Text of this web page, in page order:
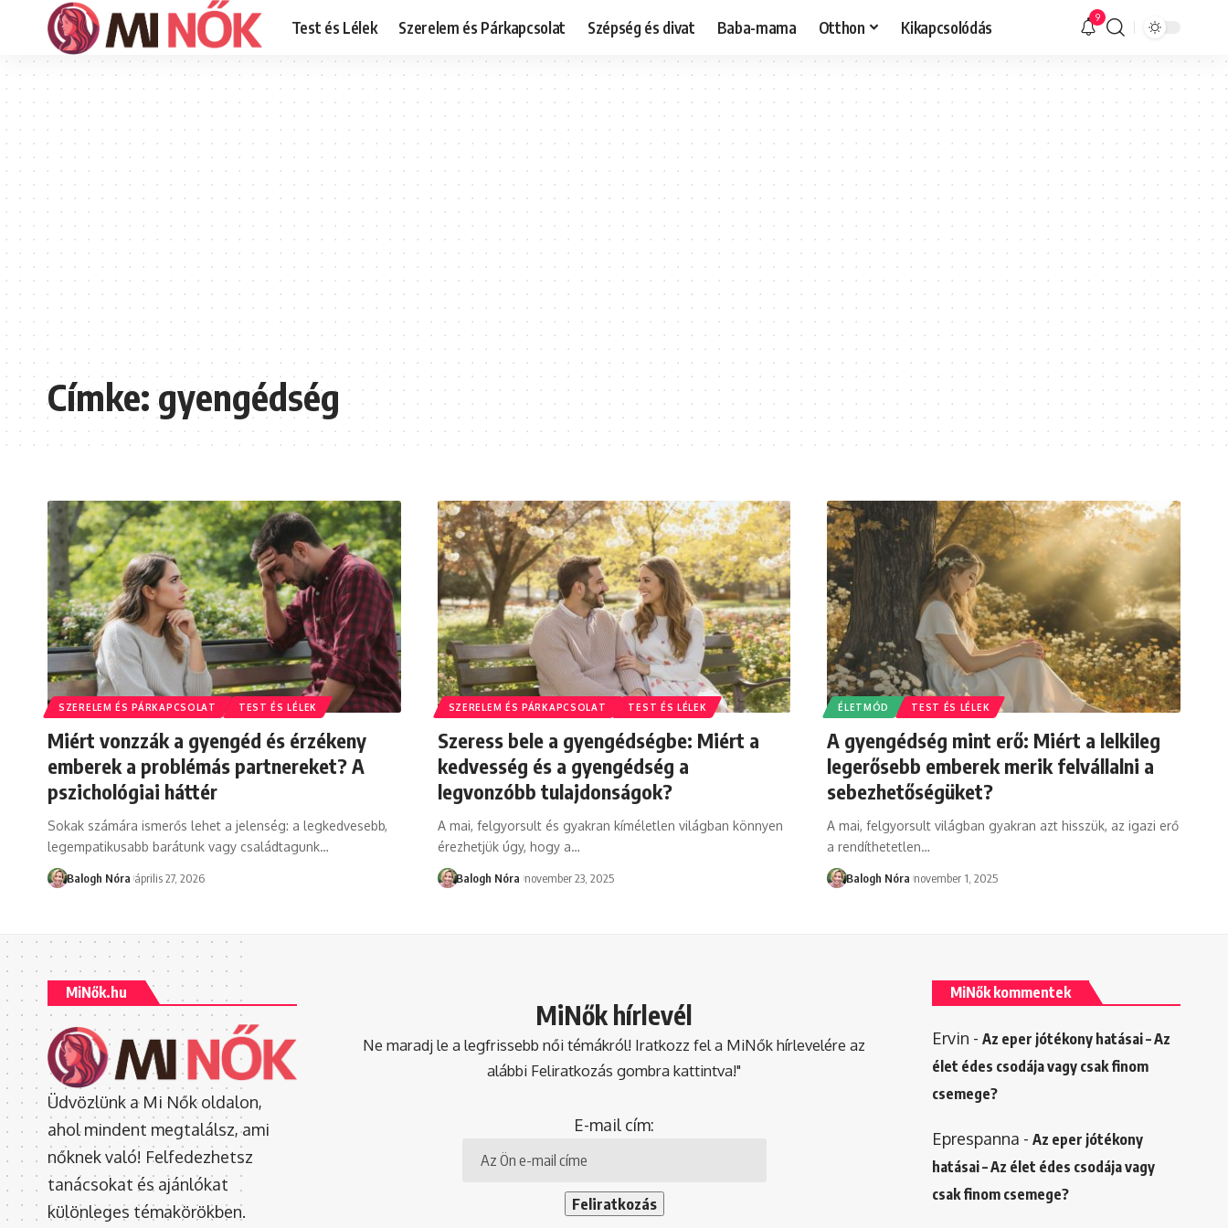
Test és Lélek Szerelem és Párkapcsolat Szépség és divat Baba-mama Otthon Kikapcsolódás 9
Címke:gyengédség
SZERELEM ÉS PÁRKAPCSOLAT TEST ÉS LÉLEK
Miért vonzzák a gyengéd és érzékeny
emberek a problémás partnereket? A
pszichológiai háttér
Sokak számára ismerős lehet a jelenség: a legkedvesebb,
legempatikusabb barátunk vagy családtagunk…
Balogh Nóra április 27, 2026
SZERELEM ÉS PÁRKAPCSOLAT TEST ÉS LÉLEK
Szeress bele a gyengédségbe: Miért a
kedvesség és a gyengédség a
legvonzóbb tulajdonságok?
A mai, felgyorsult és gyakran kíméletlen világban könnyen
érezhetjük úgy, hogy a…
Balogh Nóra november 23, 2025
ÉLETMÓD TEST ÉS LÉLEK
A gyengédség mint erő: Miért a lelkileg
legerősebb emberek merik felvállalni a
sebezhetőségüket?
A mai, felgyorsult világban gyakran azt hisszük, az igazi erő
a rendíthetetlen…
Balogh Nóra november 1, 2025
MiNők.hu
Üdvözlünk a Mi Nők oldalon,
ahol mindent megtalálsz, ami
nőknek való! Felfedezhetsz
tanácsokat és ajánlókat
különleges témakörökben.
MiNők hírlevél
Ne maradj le a legfrissebb női témákról! Iratkozz fel a MiNők hírlevelére az
alábbi Feliratkozás gombra kattintva!"
E-mail cím:
MiNők kommentek
Ervin - Az eper jótékony hatásai – Az
élet édes csodája vagy csak finom
csemege?
Eprespanna - Az eper jótékony
hatásai – Az élet édes csodája vagy
csak finom csemege?